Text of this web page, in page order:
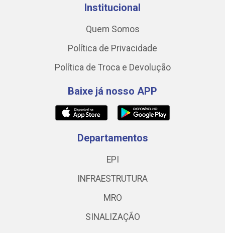
Institucional
Quem Somos
Política de Privacidade
Política de Troca e Devolução
Baixe já nosso APP
Departamentos
EPI
INFRAESTRUTURA
MRO
SINALIZAÇÃO